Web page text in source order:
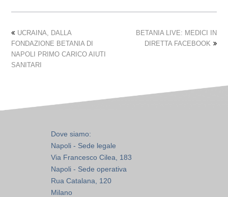
UCRAINA, DALLA
FONDAZIONE BETANIA DI
NAPOLI PRIMO CARICO AIUTI
SANITARI
BETANIA LIVE: MEDICI IN
DIRETTA FACEBOOK
Dove siamo:
Napoli - Sede legale
Via Francesco Cilea, 183
Napoli - Sede operativa
Rua Catalana, 120
Milano